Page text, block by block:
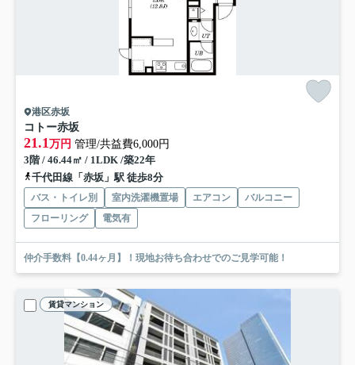
港区赤坂
コトー赤坂
21.1万円 管理/共益費6,000円
3階 / 46.44㎡ / 1LDK /築22年
千代田線「赤坂」駅 徒歩8分
バス・トイレ別 室内洗濯機置場 エアコン
バルコニー
フローリング
電気有
仲介手数料【0.44ヶ月】！現地お待ち合わせでのご見学可能！
賃貸マンション